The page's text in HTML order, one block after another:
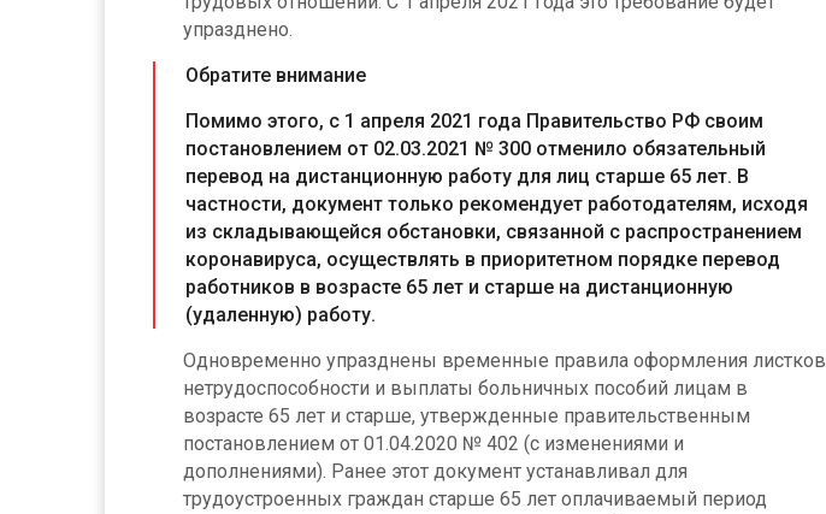
упразднено.
Обратите внимание
Помимо этого, с 1 апреля 2021 года Правительство РФ своим
постановлением от 02.03.2021 № 300 отменило обязательный
перевод на дистанционную работу для лиц старше 65 лет. В
частности, документ только рекомендует работодателям, исходя
из складывающейся обстановки, связанной с распространением
коронавируса, осуществлять в приоритетном порядке перевод
работников в возрасте 65 лет и старше на дистанционную
(удаленную) работу.
Одновременно упразднены временные правила оформления листков
нетрудоспособности и выплаты больничных пособий лицам в
возрасте 65 лет и старше, утвержденные правительственным
постановлением от 01.04.2020 № 402 (с изменениями и
дополнениями). Ранее этот документ устанавливал для
трудоустроенных граждан старше 65 лет оплачиваемый период